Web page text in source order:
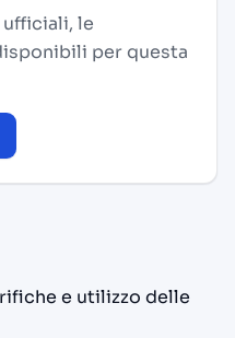
le
per questa
e utilizzo delle